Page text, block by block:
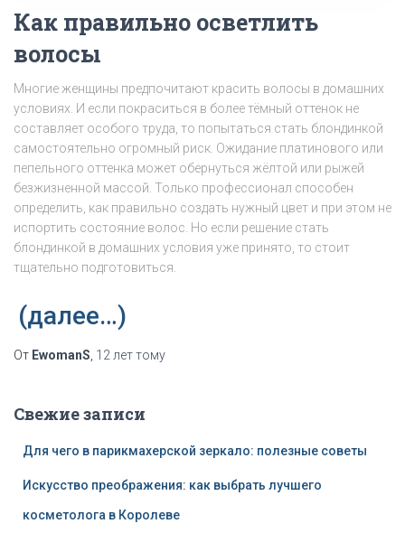
Как правильно осветлить
волосы
Многие женщины предпочитают красить волосы в домашних
условиях. И если покраситься в более тёмный оттенок не
составляет особого труда, то попытаться стать блондинкой
самостоятельно огромный риск. Ожидание платинового или
пепельного оттенка может обернуться жёлтой или рыжей
безжизненной массой. Только профессионал способен
определить, как правильно создать нужный цвет и при этом не
испортить состояние волос. Но если решение стать
блондинкой в домашних условия уже принято, то стоит
тщательно подготовиться.
(далее…)
От EwomanS 12 леттому
Свежие записи
Для чего в парикмахерской зеркало: полезные советы
Искусство преображения: как выбрать лучшего
косметолога в Королеве